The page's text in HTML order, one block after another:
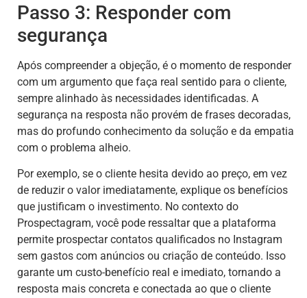
Passo 3: Responder com
segurança
Após compreender a objeção, é o momento de responder
com um argumento que faça real sentido para o cliente,
sempre alinhado às necessidades identificadas. A
segurança na resposta não provém de frases decoradas,
mas do profundo conhecimento da solução e da empatia
com o problema alheio.
Por exemplo, se o cliente hesita devido ao preço, em vez
de reduzir o valor imediatamente, explique os benefícios
que justificam o investimento. No contexto do
Prospectagram, você pode ressaltar que a plataforma
permite prospectar contatos qualificados no Instagram
sem gastos com anúncios ou criação de conteúdo. Isso
garante um custo-benefício real e imediato, tornando a
resposta mais concreta e conectada ao que o cliente